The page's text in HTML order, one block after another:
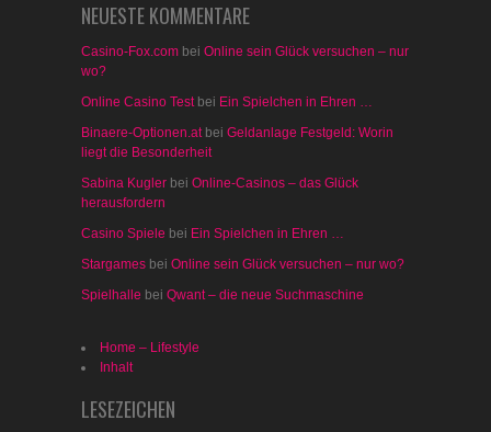
NEUESTE KOMMENTARE
Casino-Fox.com bei Online sein Glück versuchen – nur
wo?
Online Casino Testbei Ein Spielchen in Ehren …
Binaere-Optionen.atbei Geldanlage Festgeld: Worin
liegt die Besonderheit
Sabina Kugler bei Online-Casinos – das Glück
herausfordern
Casino Spiele bei Ein Spielchen in Ehren …
Stargames bei Online sein Glück versuchen – nur wo?
Spielhalle bei Qwant – die neue Suchmaschine
Home – Lifestyle
Inhalt
LESEZEICHEN